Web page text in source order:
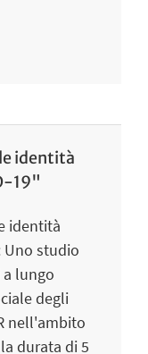
identità
19"
identità
Uno studio
lungo
degli
nell'ambito
durata di 5